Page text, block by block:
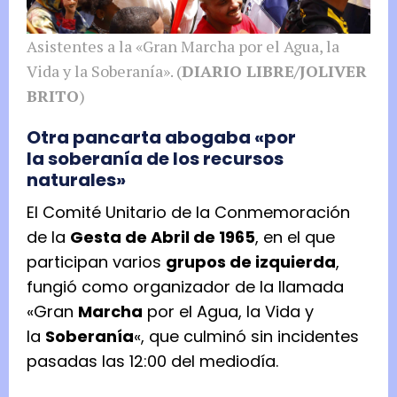
Asistentes a la «Gran Marcha por el Agua, la
Vida y la Soberanía». (DIARIO LIBRE/JOLIVER
BRITO)
Otra pancarta abogaba «por
la soberanía de los recursos
naturales»
El Comité Unitario de la Conmemoración
de la Gesta de Abril de 1965, en el que
participan varios grupos de izquierda,
fungió como organizador de la llamada
«Gran Marcha por el Agua, la Vida y
la Soberanía«, que culminó sin incidentes
pasadas las 12:00 del mediodía.